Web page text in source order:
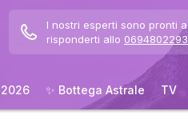
I nostri esperti sono pronti a
risponderti allo 0694802293
✨ Bottega Astrale TV